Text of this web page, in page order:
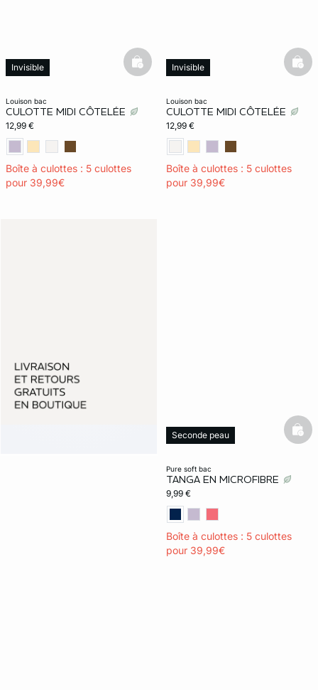
louison bac
CULOTTE MIDI CÔTELÉE
12,99 €
Boîte à culottes : 5 culottes
pour 39,99€
Invisible basketfull
louison bac
CULOTTE MIDI CÔTELÉE
12,99 €
Boîte à culottes : 5 culottes
pour 39,99€
Invisible
pure soft bac
TANGA EN MICROFIBRE
9,99 €
Boîte à culottes : 5 culottes
pour 39,99€
Seconde peau